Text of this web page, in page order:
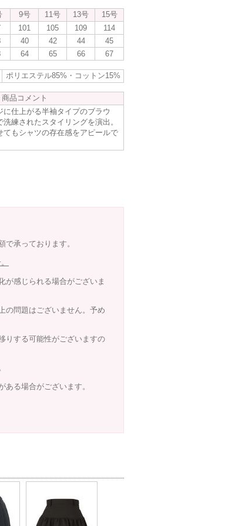
9号 11号 13号
15号
101 105 109
114
40 42 44
45
64 65 66 67
ポリエステル85%・コットン15%
商品コメント
に仕上がる半袖タイプのブラウ
練されたスタイリングを演出。
てもシャツの存在感をアピールで
承っております。
が感じられる場合がございま
の問題はございません。予め
りする可能性がございますの
る場合がございます。